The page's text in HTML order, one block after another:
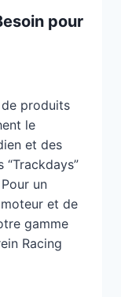
pour
produits
le
et des
un
et de
gamme
Racing